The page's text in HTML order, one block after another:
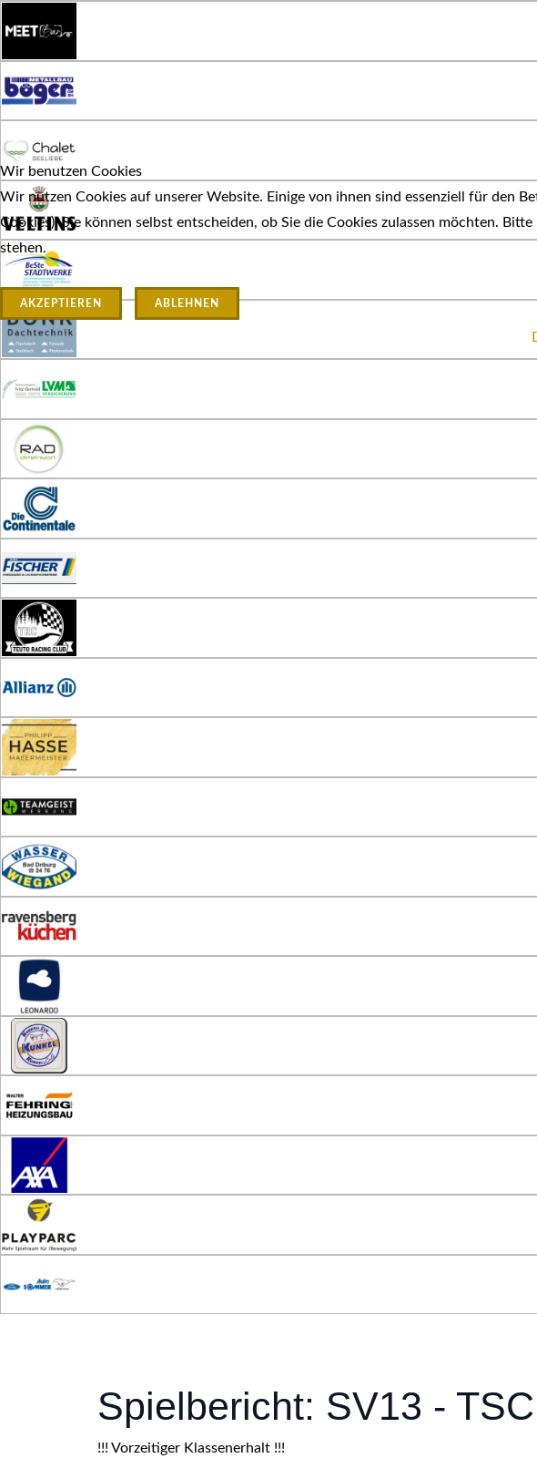
Spielbericht: SV13 -
!!! Vorzeitiger Klassenerhalt !!!
Wir benutzen Cookies
Wir nutzen Cookies auf unserer Website. Einige von ihnen sind essenziell für den
Cookies). Sie können selbst entscheiden, ob Sie die Cookies zulassen möchten.
stehen.
AKZEPTIEREN ABLEHNEN